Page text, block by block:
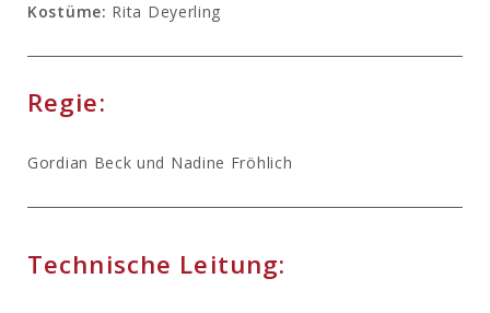
Kostüme: Rita Deyerling
Regie:
Gordian Beck und Nadine Fröhlich
Technische Leitung: